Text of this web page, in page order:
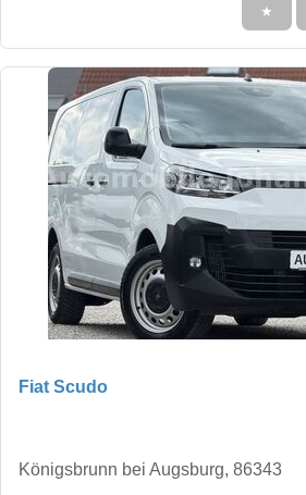
★
Fiat Scudo
Königsbrunn bei Augsburg, 86343